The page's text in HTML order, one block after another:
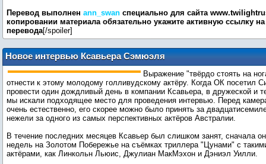
Перевод выполнен ann_swan специально для сайта
копировании материала обязательно укажите активную ссылку на
перевода[/spoiler]
Новое интервью Ксавьера Сэмюэля
для журнала ОК
Выражение "твёрдо стоять на
отнести к этому молодому голливудскому актёру. Когда ОК посетил
провести один дождливый день в компании Ксавьера, в дружеской и
мы искали подходящее место для проведения интервью. Перед
очень естественно, его скорее можно было принять за
нежели за одного из самых перспективных актёров Австралии.
В течение последних месяцев Ксавьер был слишком занят, сначала
недель на Золотом Побережье на съёмках триллера "Цунами" с
актёрами, как Линкольн Льюис, Джулиан МакМэхон и Дэниэл Уилли.